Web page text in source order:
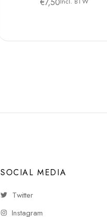
SOCIAL MEDIA
Twitter
Instagram